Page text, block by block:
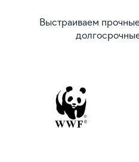
Выстраиваем